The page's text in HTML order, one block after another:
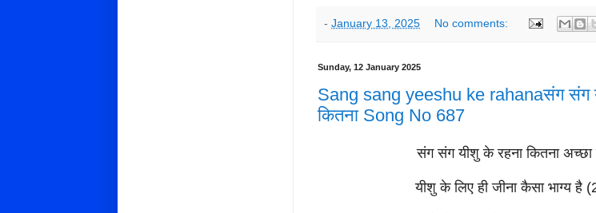
- January 13, 2025 No comments:
Sunday, 12 January 2025
Sang sang yeeshu ke rahanaसंग संग
कितना Song No 687
संग संग यीशु के रहना कितना अच्छा
यीशु के लिए ही जीना कैसा भाग्य है